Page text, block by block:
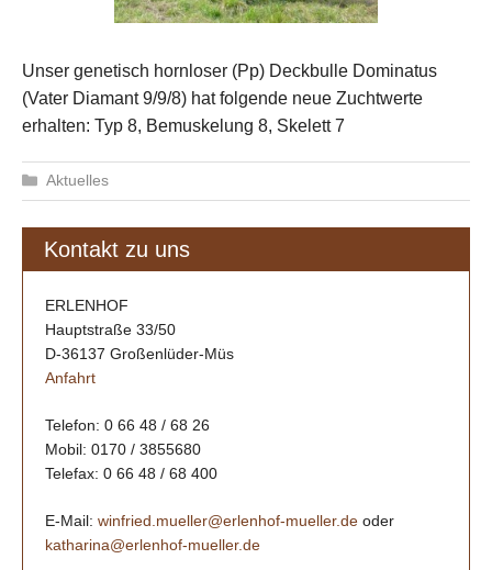
Unser genetisch hornloser (Pp) Deckbulle Dominatus
(Vater Diamant 9/9/8) hat folgende neue Zuchtwerte
erhalten: Typ 8, Bemuskelung 8, Skelett 7
Kategorien
Aktuelles
Kontakt zu uns
ERLENHOF
Hauptstraße 33/50
D-36137 Großenlüder-Müs
Anfahrt
Telefon: 0 66 48 / 68 26
Mobil: 0170 / 3855680
Telefax: 0 66 48 / 68 400
E-Mail: winfried.mueller@erlenhof-mueller.de oder
katharina@erlenhof-mueller.de